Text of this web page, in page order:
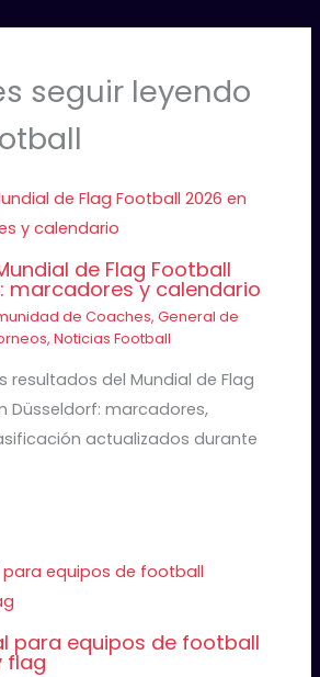
seguir leyendo
de Flag Football
marcadores y calendario
de Coaches,General de
,Noticias Football
resultados del Mundial de Flag
Düsseldorf: marcadores,
actualizados durante
para equipos de football
flag